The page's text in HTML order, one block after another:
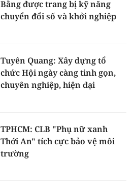
Bằng được trang bị kỹ năng
chuyển đổi số và khởi nghiệp
Tuyên Quang: Xây dựng tổ
chức Hội ngày càng tinh gọn,
chuyên nghiệp, hiện đại
TPHCM: CLB "Phụ nữ xanh
Thới An" tích cực bảo vệ môi
trường